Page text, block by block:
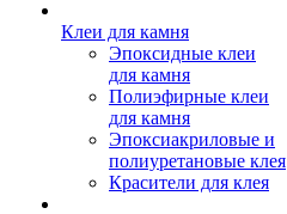
Клеи для камня
Эпоксидные клеи
для камня
Полиэфирные клеи
для камня
Эпоксиакриловые и
полиуретановые клея
Красители для клея